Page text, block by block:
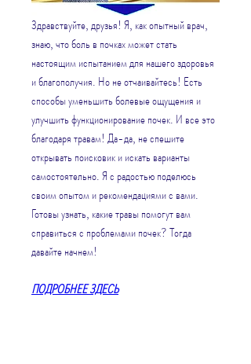
Здравствуйте, друзья! Я, как опытный врач,
знаю, что боль в почках может стать
настоящим испытанием для нашего здоровья
и благополучия. Но не отчаивайтесь! Есть
способы уменьшить болевые ощущения и
улучшить функционирование почек. И все это
благодаря травам! Да-да, не спешите
открывать поисковик и искать варианты
самостоятельно. Я с радостью поделюсь
своим опытом и рекомендациями с вами.
Готовы узнать, какие травы помогут вам
справиться с проблемами почек? Тогда
давайте начнем!
ПОДРОБНЕЕ ЗДЕСЬ